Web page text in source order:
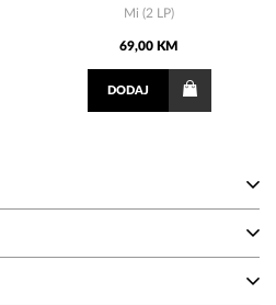
Mi (2 LP)
69,00 KM
DODAJ